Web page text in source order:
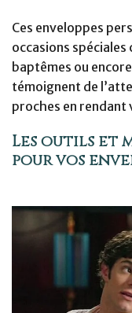
Ces enveloppes
occasions spéciales
baptêmes ou
témoignent de
proches en rendant
Les outils et
pour vos